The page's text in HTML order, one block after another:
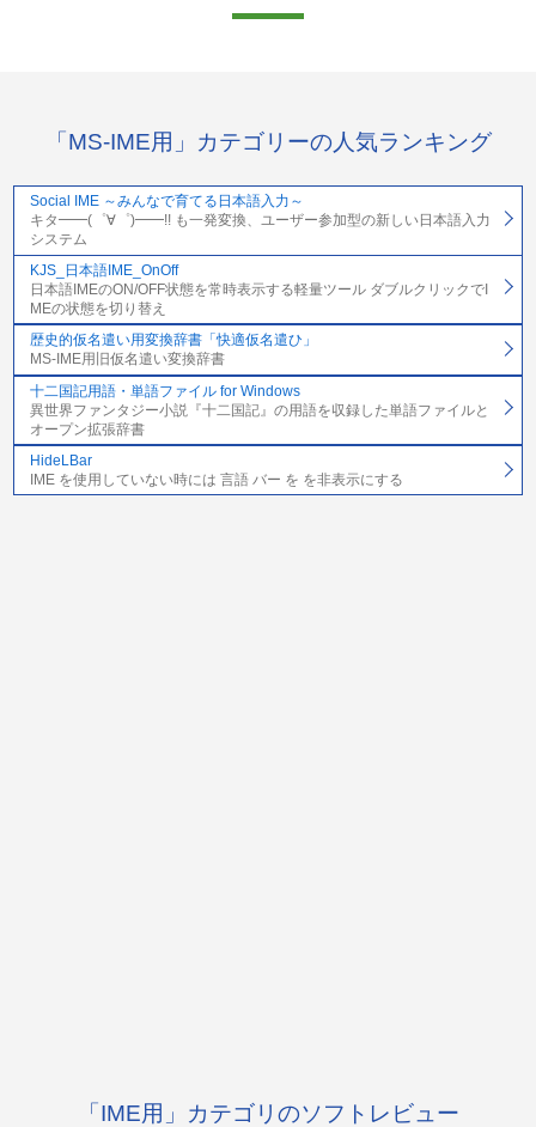
「MS-IME用」カテゴリーの人気ランキング
Social IME ～みんなで育てる日本語入力～
キタ━━(゜∀゜)━━!! も一発変換、ユーザー参加型の新しい日本語入力
システム
KJS_日本語IME_OnOff
日本語IMEのON/OFF状態を常時表示する軽量ツール ダブルクリックでI
MEの状態を切り替え
歴史的仮名遣い用変換辞書「快適仮名遣ひ」
MS-IME用旧仮名遣い変換辞書
十二国記用語・単語ファイル for Windows
異世界ファンタジー小説『十二国記』の用語を収録した単語ファイルと
オープン拡張辞書
HideLBar
IME を使用していない時には 言語 バー を を非表示にする
「IME用」カテゴリのソフトレビュー